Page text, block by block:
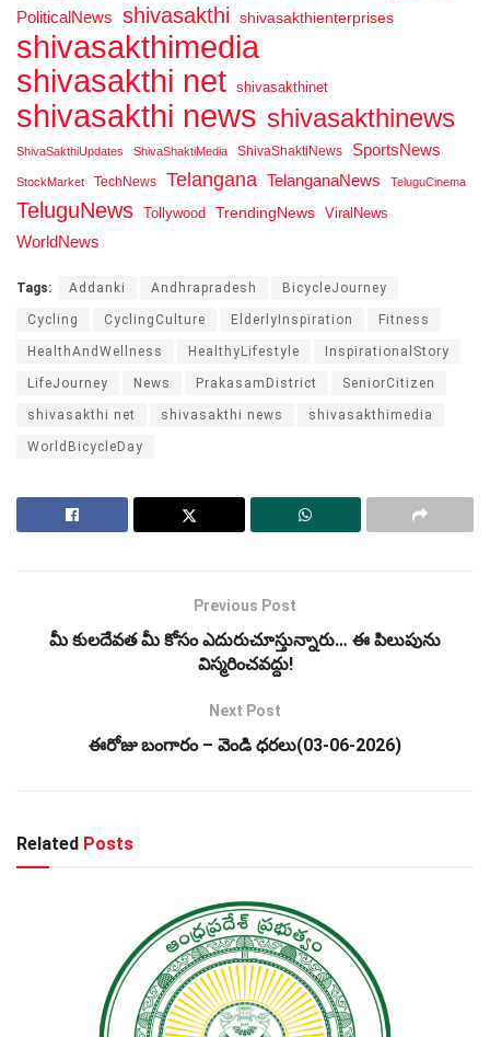
PoliticalNews shivasakthi shivasakthienterprises
shivasakthimedia
shivasakthi net shivasakthinet
shivasakthi news shivasakthinews
ShivaSakthiUpdates ShivaShaktiMedia ShivaShaktiNews SportsNews
StockMarket TechNews Telangana TelanganaNews TeluguCinema
TeluguNews Tollywood TrendingNews ViralNews
WorldNews
Tags: Addanki Andhrapradesh BicycleJourney
Cycling CyclingCulture ElderlyInspiration Fitness
HealthAndWellness HealthyLifestyle InspirationalStory
LifeJourney News PrakasamDistrict SeniorCitizen
shivasakthi net shivasakthi news shivasakthimedia
WorldBicycleDay
Previous Post
మీ కులదేవత మీ కోసం ఎదురుచూస్తున్నారు… ఈ పిలుపును
విస్మరించవద్దు!
Next Post
ఈరోజు బంగారం – వెండి ధరలు(03-06-2026)
Related Posts